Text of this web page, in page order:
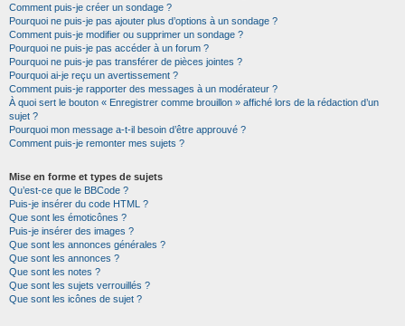
Comment puis-je créer un sondage ?
Pourquoi ne puis-je pas ajouter plus d’options à un sondage ?
Comment puis-je modifier ou supprimer un sondage ?
Pourquoi ne puis-je pas accéder à un forum ?
Pourquoi ne puis-je pas transférer de pièces jointes ?
Pourquoi ai-je reçu un avertissement ?
Comment puis-je rapporter des messages à un modérateur ?
À quoi sert le bouton « Enregistrer comme brouillon » affiché lors de la rédaction d’un
sujet ?
Pourquoi mon message a-t-il besoin d’être approuvé ?
Comment puis-je remonter mes sujets ?
Mise en forme et types de sujets
Qu’est-ce que le BBCode ?
Puis-je insérer du code HTML ?
Que sont les émoticônes ?
Puis-je insérer des images ?
Que sont les annonces générales ?
Que sont les annonces ?
Que sont les notes ?
Que sont les sujets verrouillés ?
Que sont les icônes de sujet ?